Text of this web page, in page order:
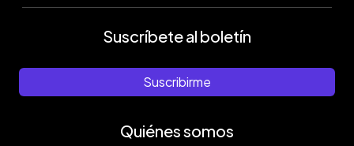
Suscríbete al boletín
Suscribirme
Quiénes somos